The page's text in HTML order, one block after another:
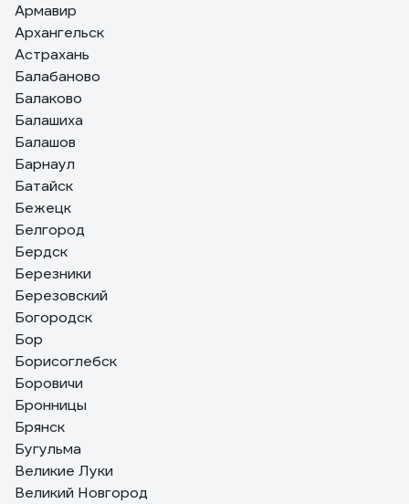
Армавир
Архангельск
Астрахань
Балабаново
Балаково
Балашиха
Балашов
Барнаул
Батайск
Бежецк
Белгород
Бердск
Березники
Березовский
Богородск
Бор
Борисоглебск
Боровичи
Бронницы
Брянск
Бугульма
Великие Луки
Великий Новгород